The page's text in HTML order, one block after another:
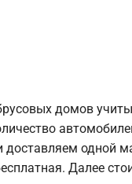
домов
одной
Далее